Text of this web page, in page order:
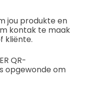
jou produkte en
kontak te maak
kliënte.
QR-
opgewonde om